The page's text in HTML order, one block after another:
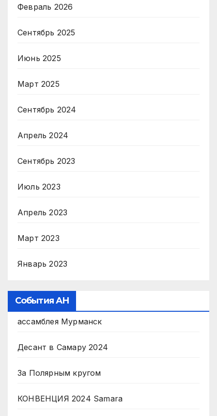
Февраль 2026
Сентябрь 2025
Июнь 2025
Март 2025
Сентябрь 2024
Апрель 2024
Сентябрь 2023
Июль 2023
Апрель 2023
Март 2023
Январь 2023
События АН
ассамблея Мурманск
Десант в Самару 2024
За Полярным кругом
КОНВЕНЦИЯ 2024 Samara